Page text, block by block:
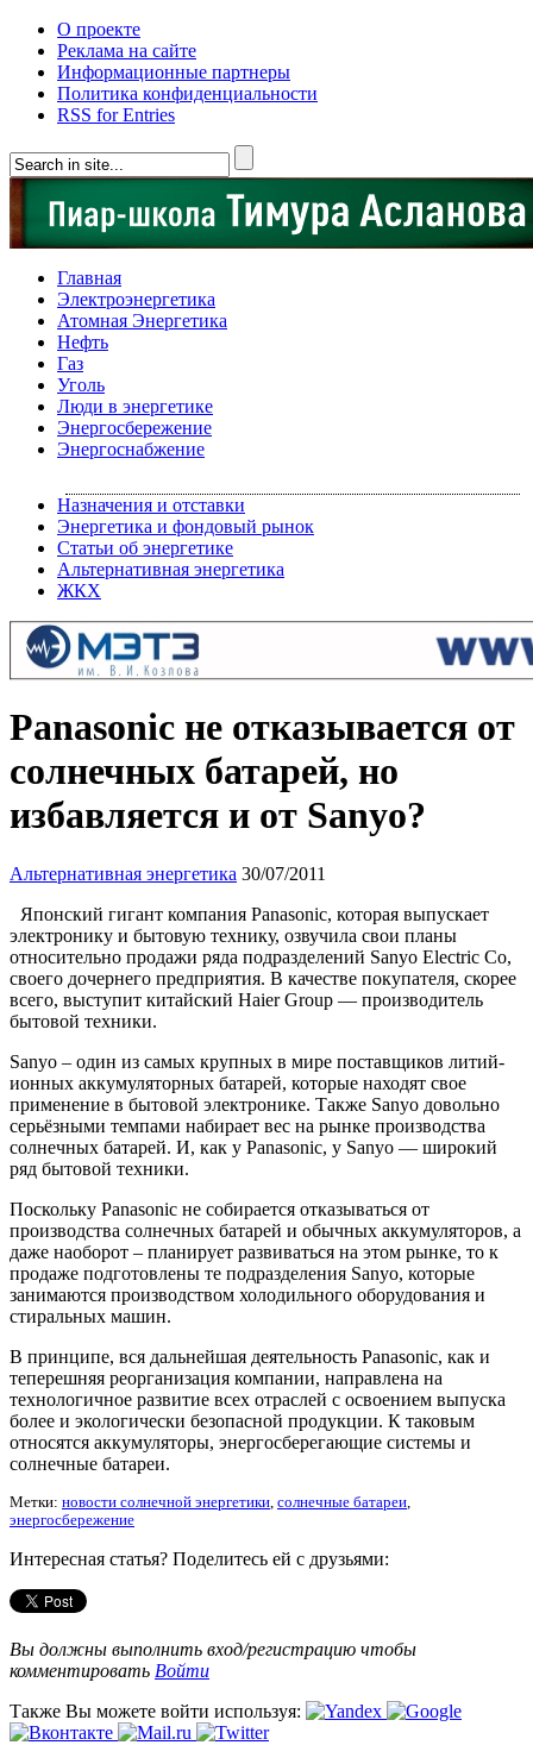
О проекте
Реклама на сайте
Информационные партнеры
Политика конфиденциальности
RSS for Entries
Главная
Электроэнергетика
Атомная Энергетика
Нефть
Газ
Уголь
Люди в энергетике
Энергосбережение
Энергоснабжение
Назначения и отставки
Энергетика и фондовый рынок
Статьи об энергетике
Альтернативная энергетика
ЖКХ
Panasonic не отказывается от
солнечных батарей, но
избавляется и от Sanyo?
Альтернативная энергетика 30/07/2011
Японский гигант компания Panasonic, которая выпускает
электронику и бытовую технику, озвучила свои планы
относительно продажи ряда подразделений Sanyo Electric Co,
своего дочернего предприятия. В качестве покупателя, скорее
всего, выступит китайский Haier Group — производитель
бытовой техники.
Sanyo – один из самых крупных в мире поставщиков литий-
ионных аккумуляторных батарей, которые находят свое
применение в бытовой электронике. Также Sanyo довольно
серьёзными темпами набирает вес на рынке производства
солнечных батарей. И, как у Panasonic, у Sanyo — широкий
ряд бытовой техники.
Поскольку Panasonic не собирается отказываться от
производства солнечных батарей и обычных аккумуляторов, а
даже наоборот – планирует развиваться на этом рынке, то к
продаже подготовлены те подразделения Sanyo, которые
занимаются производством холодильного оборудования и
стиральных машин.
В принципе, вся дальнейшая деятельность Panasonic, как и
теперешняя реорганизация компании, направлена на
технологичное развитие всех отраслей с освоением выпуска
более и экологически безопасной продукции. К таковым
относятся аккумуляторы, энергосберегающие системы и
солнечные батареи.
Метки: новости солнечной энергетики, солнечные батареи,
энергосбережение
Интересная статья? Поделитесь ей с друзьями:
Вы должны выполнить вход/регистрацию чтобы
комментировать Войти
Также Вы можете войти используя: